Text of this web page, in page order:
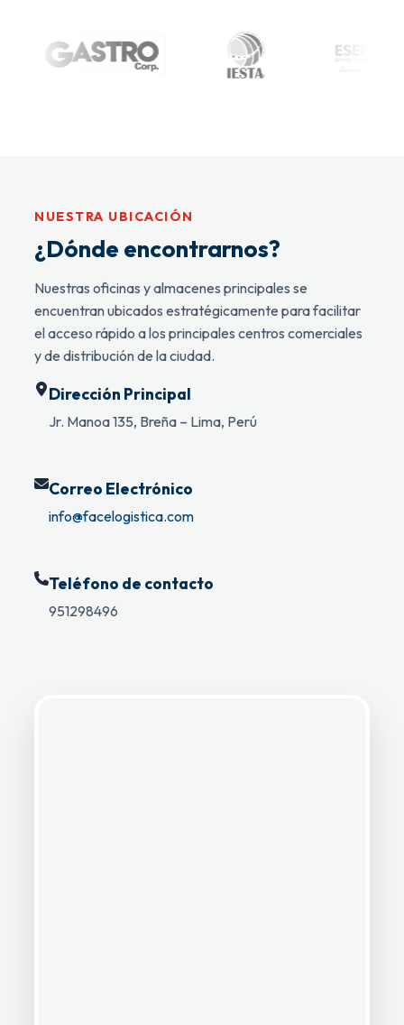
NUESTRA UBICACIÓN
¿Dónde encontrarnos?
Nuestras oficinas y almacenes principales se
encuentran ubicados estratégicamente para facilitar
el acceso rápido a los principales centros comerciales
y de distribución de la ciudad.
Dirección Principal
Jr. Manoa 135, Breña – Lima, Perú
Correo Electrónico
info@facelogistica.com
Teléfono de contacto
951298496